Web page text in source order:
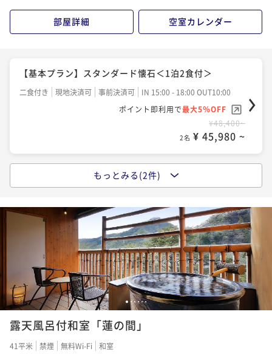
¥57,200~
2名 ¥ 54,340 ~
部屋詳細 空室カレンダー
【基本プラン】スタンダード懐石＜1泊2食付＞
二食付き 現地決済可 事前決済可
IN 15:00 - 18:00 OUT10:00
ポイント即利用で最大5％OFF
¥48,400~
2名 ¥ 45,980 ~
【カップルプラン】お二人でゆったりとした時間を！
二食付き 現地決済可 事前決済可
IN 15:00 - 18:00 OUT10:00
ポイント即利用で 最大5％OFF
¥52,800~
2名 ¥ 50,160 ~
【記念日プラン】素敵な時間を栂の季で！＜嬉しい特
典付＞
もっとみる(2件)
123456
露天風呂付和室「蓮の間」
41平米 禁煙 無料Wi-Fi 和室